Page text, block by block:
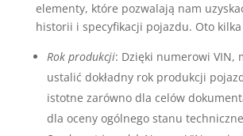
elementy, które pozwalają nam
historii i specyfikacji pojazdu. Oto kilka
Rok produkcji: Dzięki numerowi VIN,
ustalić dokładny rok produkcji
istotne zarówno dla celów
dla oceny ogólnego stanu